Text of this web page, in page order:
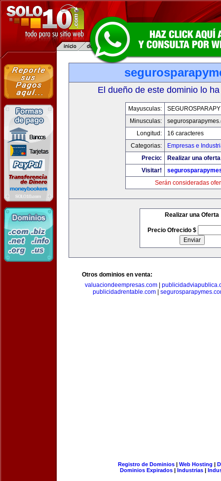
El dueño de este dominio lo
Mayusculas:
Minusculas:
Longitud:
16 caracteres
Categorias:
Empresas e
Precio:
Realizar una
Visitar!
Serán consideradas
Realizar una Oferta
Precio Ofrecido $
Otros dominios en venta:
valuaciondeempresas.com|
publicidadrentable.com
Registro de Dominios| Web Hosting |
Dominios Expirados | Industrias |